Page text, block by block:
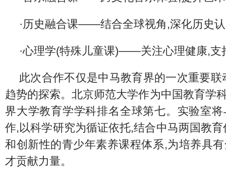
·历史融合课——结合全球视角,深化历史
·心理学(特殊儿童课)——关注心理健康,支
此次合作不仅是中马教育界的一次重要
趋势的探索。北京师范大学作为中国教育学
界大学教育学学科排名全球第七。实验室
作,以科学研究为循证依托,结合中马两国教
和创新性的青少年素养课程体系,为培养具
才贡献力量。